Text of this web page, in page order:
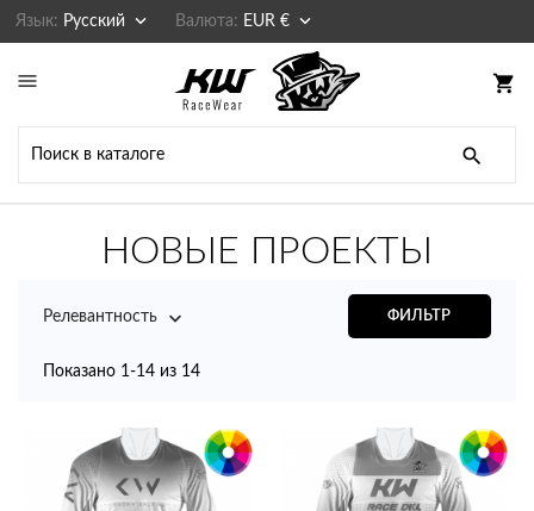
Язык: Русский  Валюта: EUR € 
 shopping_cart

НОВЫЕ ПРОЕКТЫ
Релевантность  ФИЛЬТР
Показано 1-14 из 14